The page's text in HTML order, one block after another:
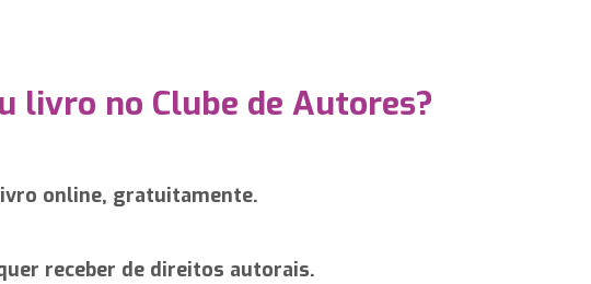
livro no Clube de Autores?
online, gratuitamente.
receber de direitos autorais.